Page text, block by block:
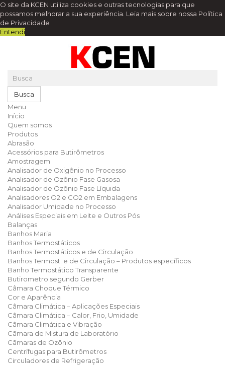
O site da KCEN utiliza cookies e outras tecnologias para que
possamos melhorar a sua experiência. Leia mais sobre nossa Política
de Privacidade
Entendi
Busca
Menu
Início
Quem somos
Produtos
Abrasão
Acessórios para Butirômetros
Amostragem
Analisador de Oxigênio no Processo
Analisador de Ozônio Fase Gasosa
Analisador de Ozônio Fase Líquida
Analisadores O2 e CO2 em Embalagens
Analisador Umidade no Processo
Análises Especiais em Leite e Outros Pós
Balanças
Banhos Maria
Banhos Termostáticos
Banhos Termostáticos e de Circulação
Banhos Termost. e de Circulação – Produtos específicos
Banho Termostático Transparente
Butirometro segundo Gerber
Câmara Choque Térmico
Cor e Aparência
Câmara Climática – Aplicações Especiais
Câmara Climática – Calor, Frio, Umidade
Câmara Climática e Vibração
Câmara de Mistura de Laboratório
Câmaras de Ozônio
Centrífugas para Butirômetros
Circuladores de Refrigeração